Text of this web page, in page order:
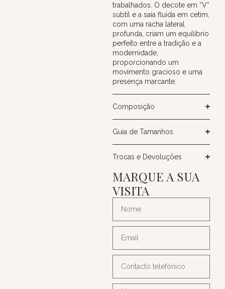
trabalhados. O decote em “V”
subtil e a saia fluida em cetim,
com uma racha lateral
profunda, criam um equilíbrio
perfeito entre a tradição e a
modernidade,
proporcionando um
movimento gracioso e uma
presença marcante.
Composição
Guia de Tamanhos
Trocas e Devoluções
MARQUE A SUA
VISITA